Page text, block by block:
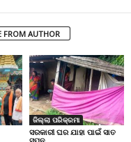
FROM AUTHOR
ଜିଲ୍ଲା ପରିକ୍ରମା
ସରକାରୀ ଘର ଯାହା ପାଇଁ ସାତ